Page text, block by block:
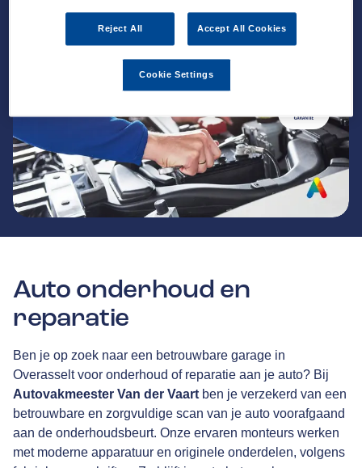
Auto onderhoud en
reparatie
Ben je op zoek naar een betrouwbare garage in
Overasselt voor onderhoud of reparatie aan je auto? Bij
Autovakmeester Van der Vaart ben je verzekerd van een
betrouwbare en zorgvuldige scan van je auto voorafgaand
aan de onderhoudsbeurt. Onze ervaren monteurs werken
met moderne apparatuur en originele onderdelen, volgens
Reject All Accept All Cookies
Cookie Settings